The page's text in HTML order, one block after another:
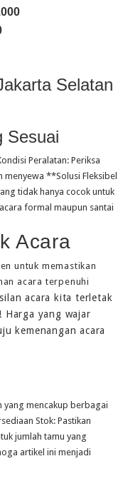
Selatan
Sesuai
Peralatan: Periksa
**Solusi Fleksibel
tidak hanya cocok untuk
formal maupun santai
Acara
untuk memastikan
acara terpenuhi
acara kita terletak
Harga yang wajar
kemenangan acara
yang mencakup berbagai
Stok: Pastikan
jumlah tamu yang
artikel ini menjadi